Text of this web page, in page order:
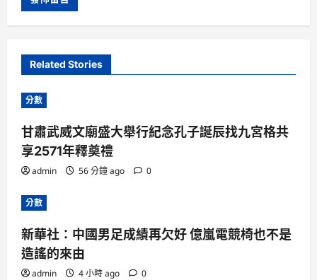
Related Stories
分數
甘肅武威文廟盛大舉行紀念孔子誕辰找九宮格共
享2571年釋奠禮
admin 56 分鐘 ago 0
分數
新華社：中國男足成績再欠好 億嵐電競椅也不是
造謠的來由
admin 4 小時 ago 0